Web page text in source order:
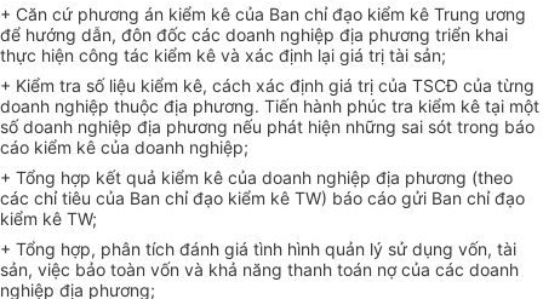
+ Căn cứ phương án kiểm kê của Ban chỉ đạo kiểm kê Trung ương
để hướng dẫn, đôn đốc các doanh nghiệp địa phương triển khai
thực hiện công tác kiểm kê và xác định lại giá trị tài sản;
+ Kiểm tra số liệu kiểm kê, cách xác định giá trị của TSCĐ của từng
doanh nghiệp thuộc địa phương. Tiến hành phúc tra kiểm kê tại một
số doanh nghiệp địa phương nếu phát hiện những sai sót trong báo
cáo kiểm kê của doanh nghiệp;
+ Tổng hợp kết quả kiểm kê của doanh nghiệp địa phương (theo
các chỉ tiêu của Ban chỉ đạo kiểm kê TW) báo cáo gửi Ban chỉ đạo
kiểm kê TW;
+ Tổng hợp, phân tích đánh giá tình hình quản lý sử dụng vốn, tài
sản, việc bảo toàn vốn và khả năng thanh toán nợ của các doanh
nghiệp địa phương;